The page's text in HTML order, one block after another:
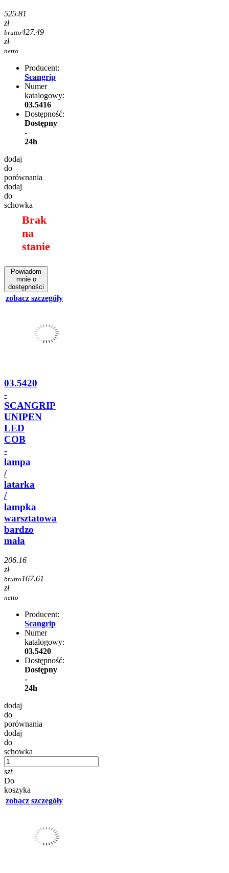
525.81
zł
brutto427.49
zł
netto
Producent:
Scangrip
Numer
katalogowy:
03.5416
Dostępność:
Dostępny
-
24h
dodaj
do
porównania
dodaj
do
schowka
Brak
na
stanie
Powiadom
mnie o
dostępności
zobacz szczegóły
03.5420
-
SCANGRIP
UNIPEN
LED
COB
-
lampa
/
latarka
/
lampka
warsztatowa
bardzo
mała
206.16
zł
brutto 167.61
zł
netto
Producent:
Scangrip
Numer
katalogowy:
03.5420
Dostępność:
Dostępny
-
24h
dodaj
do
porównania
dodaj
do
schowka
szt
Do
koszyka
zobacz szczegóły